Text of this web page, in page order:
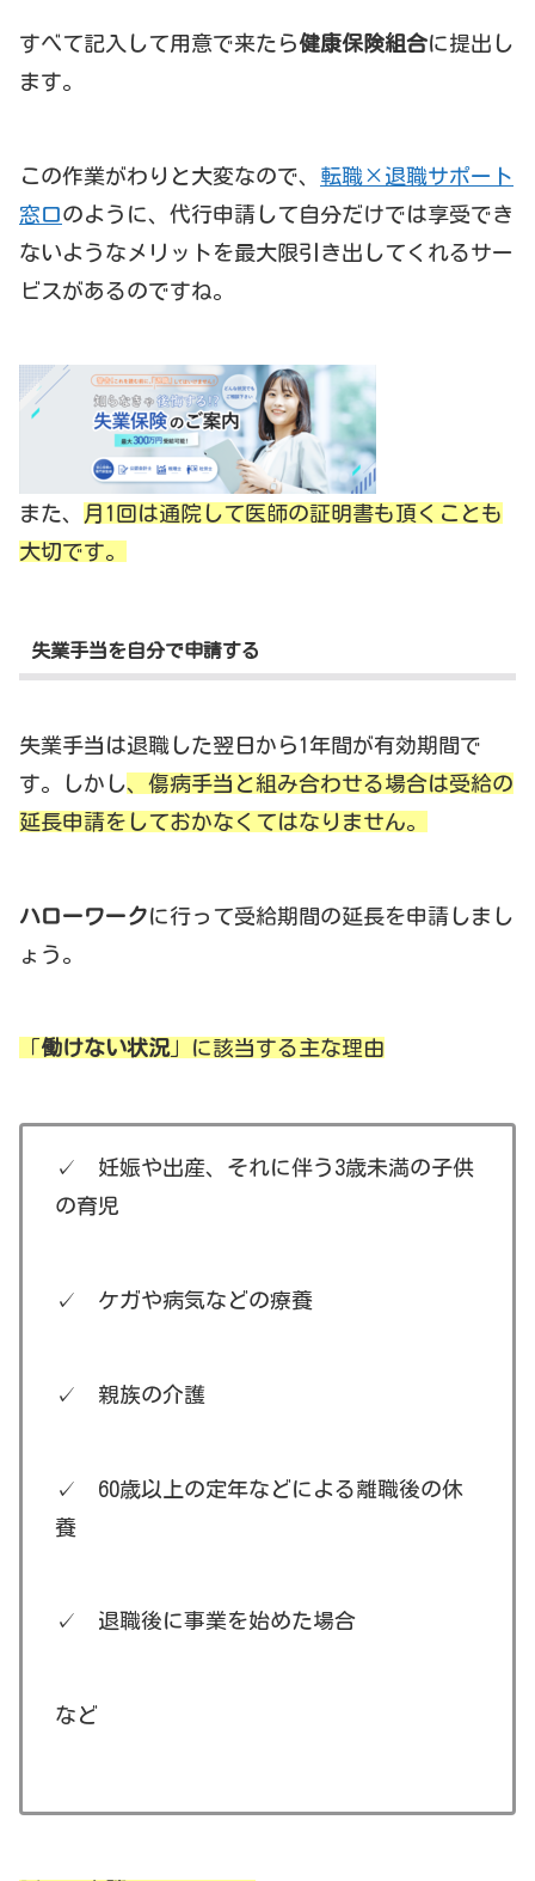
すべて記入して用意で来たら健康保険組合に提出し
ます。
この作業がわりと大変なので、 転職×退職サポート
窓口のように、代行申請して自分だけでは享受でき
ないようなメリットを最大限引き出してくれるサー
ビスがあるのですね。
また、
月1回は通院して医師の証明書も頂くことも
大切です。
失業手当を自分で申請する
失業手当は退職した翌日から1年間が有効期間で
す。しかし、傷病手当と組み合わせる場合は受給の
延長申請をしておかなくてはなりません。
ハローワークに行って受給期間の延長を申請しまし
ょう。
働けない状況」に該当する主な理由
✓ 妊娠や出産、それに伴う3歳未満の子供
の育児
✓ ケガや病気などの療養
✓ 親族の介護
✓ 60歳以上の定年などによる離職後の休
養
✓ 退職後に事業を始めた場合
など